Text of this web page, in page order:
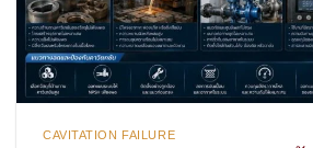
CAVITATION FAILURE